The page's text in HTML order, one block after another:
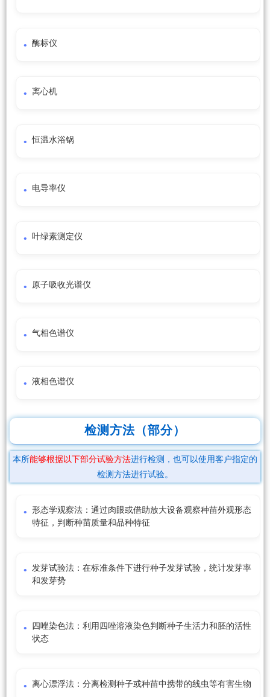
酶标仪
离心机
恒温水浴锅
电导率仪
叶绿素测定仪
原子吸收光谱仪
气相色谱仪
液相色谱仪
检测方法（部分）
本所能够根据以下部分试验方法进行检测，也可以使用客户指定的
检测方法进行试验。
形态学观察法：通过肉眼或借助放大设备观察种苗外观形态
特征，判断种苗质量和品种特征
发芽试验法：在标准条件下进行种子发芽试验，统计发芽率
和发芽势
四唑染色法：利用四唑溶液染色判断种子生活力和胚的活性
状态
离心漂浮法：分离检测种子或种苗中携带的线虫等有害生物